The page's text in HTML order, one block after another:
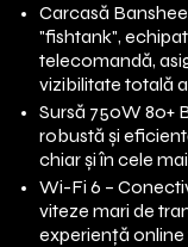
Carcasă
"fishtank",
telecomandă,
vizibilitate totală
Sursă 750W 80+
robustă și
chiar și în cele
Wi-Fi 6 –
viteze mari de
experiență online